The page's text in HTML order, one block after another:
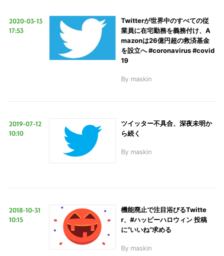
2020-03-13
17:53
Twitterが世界中のすべての従
業員に在宅勤務を義務付け、A
mazonは26億円超の救済基金
を設立へ #coronavirus #covid
19
By maskin
2019-07-12
10:10
ツイッター不具合、深夜未明か
ら続く
By maskin
2018-10-31
10:15
機能廃止で注目浴びるTwitte
r、#ハッピーハロウィン 投稿
に“いいね”求める
By maskin